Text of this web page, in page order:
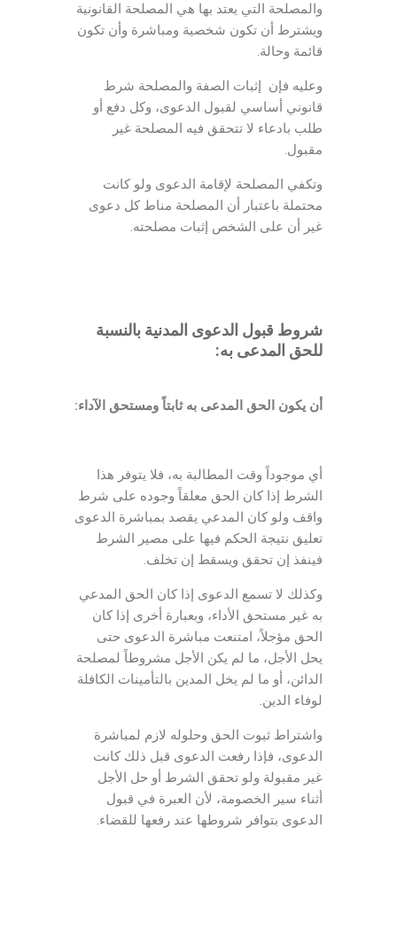
والمصلحة التي يعتد بها هي المصلحة القانونية
ويشترط أن تكون شخصية ومباشرة وأن تكون
قائمة وحالة.
وعليه فإن إثبات الصفة والمصلحة شرط
قانوني أساسي لقبول الدعوى، وكل دفع أو
طلب بادعاء لا تتحقق فيه المصلحة غير
مقبول.
وتكفي المصلحة لإقامة الدعوى ولو كانت
محتملة باعتبار أن المصلحة مناط كل دعوى
غير أن على الشخص إثبات مصلحته.
شروط قبول الدعوى المدنية بالنسبة
للحق المدعى به:
أن يكون الحق المدعى به ثابتاً ومستحق الآداء:
أي موجوداً وقت المطالبة به، فلا يتوفر هذا
الشرط إذا كان الحق معلقاً وجوده على شرط
واقف ولو كان المدعي يقصد بمباشرة الدعوى
تعليق نتيجة الحكم فيها على مصير الشرط
فينفذ إن تحقق ويسقط إن تخلف.
وكذلك لا تسمع الدعوى إذا كان الحق المدعي
به غير مستحق الأداء، وبعبارة أخرى إذا كان
الحق مؤجلاً، امتنعت مباشرة الدعوى حتى
يحل الأجل، ما لم يكن الأجل مشروطاً لمصلحة
الدائن، أو ما لم يخل المدين بالتأمينات الكافلة
لوفاء الدين.
واشتراط ثبوت الحق وحلوله لازم لمباشرة
الدعوى، فإذا رفعت الدعوى قبل ذلك كانت
غير مقبولة ولو تحقق الشرط أو حل الأجل
أثناء سير الخصومة، لأن العبرة في قبول
الدعوى بتوافر شروطها عند رفعها للقضاء.